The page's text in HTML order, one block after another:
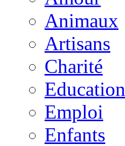
Animaux
Artisans
Charité
Education
Emploi
Enfants